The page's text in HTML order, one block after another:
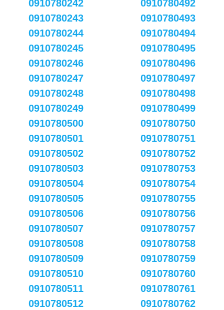
0910780242
0910780243
0910780244
0910780245
0910780246
0910780247
0910780248
0910780249
0910780492
0910780493
0910780494
0910780495
0910780496
0910780497
0910780498
0910780499
0910780500
0910780501
0910780502
0910780503
0910780504
0910780505
0910780506
0910780507
0910780508
0910780509
0910780510
0910780511
0910780512
0910780750
0910780751
0910780752
0910780753
0910780754
0910780755
0910780756
0910780757
0910780758
0910780759
0910780760
0910780761
0910780762